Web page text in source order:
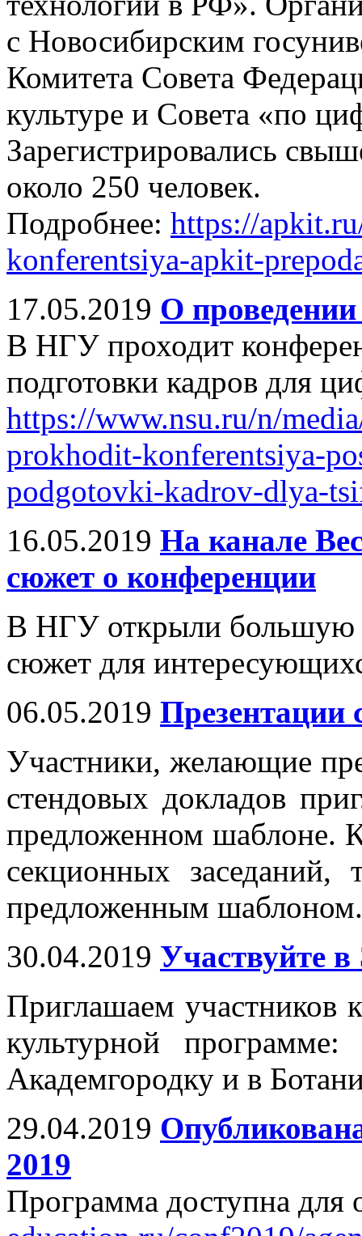
с Новосибирским
Комитета Совета
культуре и Совета «по
Зарегистрировались
около 250 человек.
Подробнее: https://
konferentsiya-apkit-
17.05.2019 О
В НГУ проходит
подготовки кадров для
https://www.nsu.ru/n/
prokhodit-konferentsiya-
podgotovki-kadrov-dlya-
16.05.2019 На канале
сюжет о конференции
В НГУ открыли большую
сюжет для
06.05.2019 Презентации
Участники, желающие
стендовых докладов
предложенном шаблоне.
секционных заседаний,
предложенным шаблоном.
30.04.2019
Приглашаем участников
культурной
Академгородку и в
29.04.2019
2019
Программа доступна для